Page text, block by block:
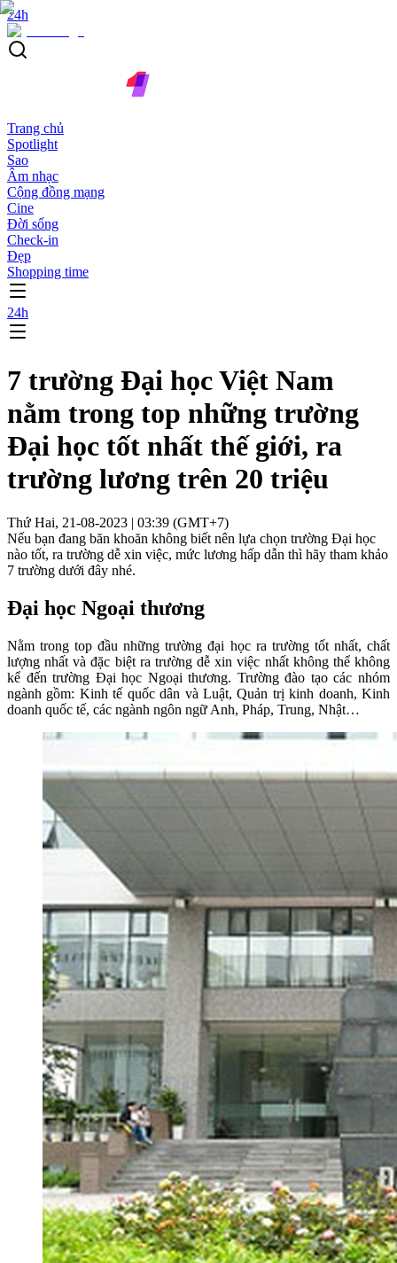
24h
Trang chủ
Spotlight
Sao
Âm nhạc
Cộng đồng mạng
Cine
Đời sống
Check-in
Đẹp
Shopping time
24h
7 trường Đại học Việt Nam
nằm trong top những trường
Đại học tốt nhất thế giới, ra
trường lương trên 20 triệu
Thứ Hai, 21-08-2023 | 03:39 (GMT+7)
Nếu bạn đang băn khoăn không biết nên lựa chọn trường Đại học
nào tốt, ra trường dễ xin việc, mức lương hấp dẫn thì hãy tham khảo
7 trường dưới đây nhé.
Đại học Ngoại thương
Nằm trong top đầu những trường đại học ra trường tốt nhất, chất
lượng nhất và đặc biệt ra trường dễ xin việc nhất không thể không
kể đến trường Đại học Ngoại thương. Trường đào tạo các nhóm
ngành gồm: Kinh tế quốc dân và Luật, Quản trị kinh doanh, Kinh
doanh quốc tế, các ngành ngôn ngữ Anh, Pháp, Trung, Nhật…